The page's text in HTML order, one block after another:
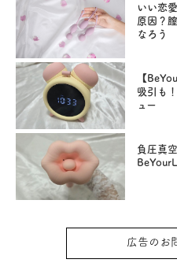
いい恋
原因？
なろう
【
吸引も
ュー
負圧真
広告のお